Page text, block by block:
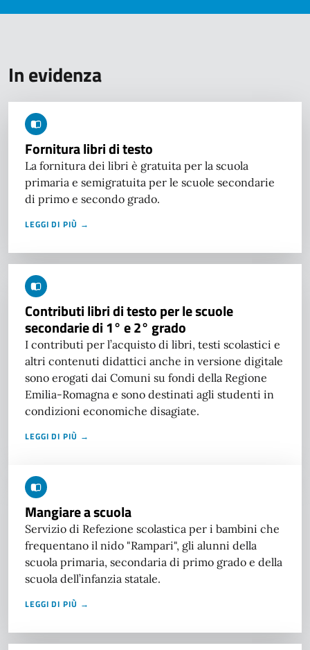
In evidenza
Fornitura libri di testo
La fornitura dei libri è gratuita per la scuola
primaria e semigratuita per le scuole secondarie
di primo e secondo grado.
LEGGI DI PIÙ →
Contributi libri di testo per le scuole
secondarie di 1° e 2° grado
I contributi per l’acquisto di libri, testi scolastici e
altri contenuti didattici anche in versione digitale
sono erogati dai Comuni su fondi della Regione
Emilia-Romagna e sono destinati agli studenti in
condizioni economiche disagiate.
LEGGI DI PIÙ →
Mangiare a scuola
Servizio di Refezione scolastica per i bambini che
frequentano il nido "Rampari", gli alunni della
scuola primaria, secondaria di primo grado e della
scuola dell’infanzia statale.
LEGGI DI PIÙ →